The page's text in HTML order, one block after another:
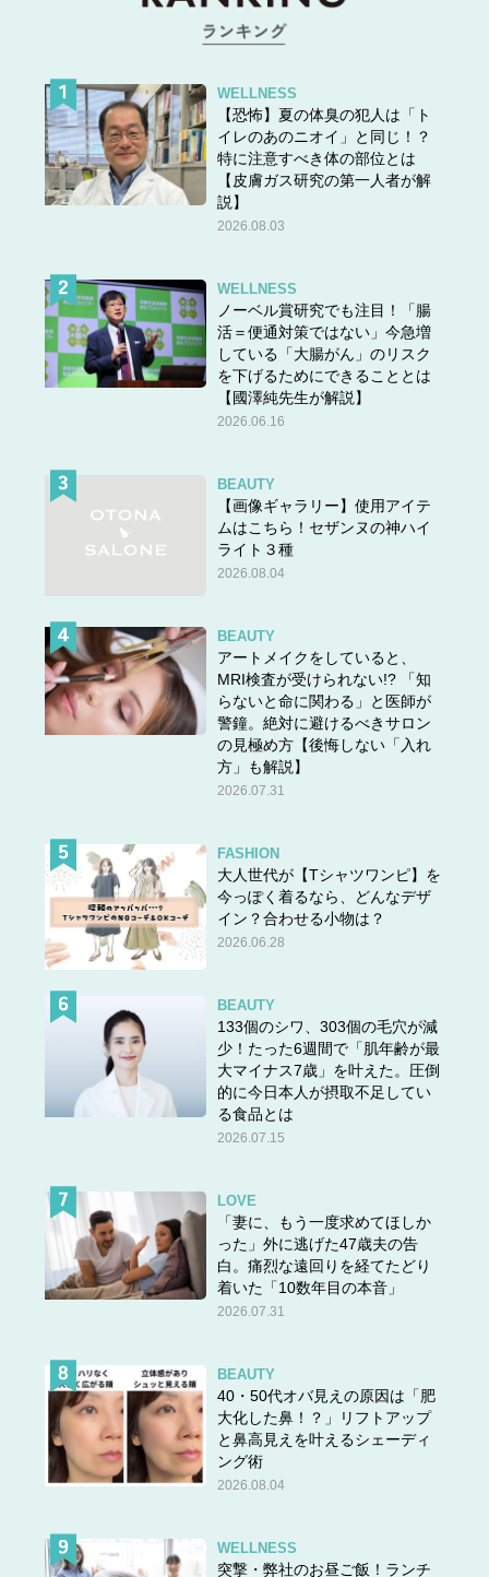
WELLNESS
【恐怖】夏の体臭の犯人は「ト
イレのあのニオイ」と同じ！？
特に注意すべき体の部位とは
【皮膚ガス研究の第一人者が解
説】
2026.08.03
WELLNESS
ノーベル賞研究でも注目！「腸
活＝便通対策ではない」今急増
している「大腸がん」のリスク
を下げるためにできることとは
【國澤純先生が解説】
2026.06.16
BEAUTY
【画像ギャラリー】使用アイテ
ムはこちら！セザンヌの神ハイ
ライト３種
2026.08.04
BEAUTY
アートメイクをしていると、
MRI検査が受けられない!? 「知
らないと命に関わる」と医師が
警鐘。絶対に避けるべきサロン
の見極め方【後悔しない「入れ
方」も解説】
2026.07.31
FASHION
大人世代が【Tシャツワンピ】を
今っぽく着るなら、どんなデザ
イン？合わせる小物は？
2026.06.28
BEAUTY
133個のシワ、303個の毛穴が減
少！たった6週間で「肌年齢が最
大マイナス7歳」を叶えた。圧倒
的に今日本人が摂取不足してい
る食品とは
2026.07.15
LOVE
「妻に、もう一度求めてほしか
った」外に逃げた47歳夫の告
白。痛烈な遠回りを経てたどり
着いた「10数年目の本音」
2026.07.31
BEAUTY
40・50代オバ見えの原因は「肥
大化した鼻！？」リフトアップ
と鼻高見えを叶えるシェーディ
ング術
2026.08.04
WELLNESS
突撃・弊社のお昼ご飯！ランチ